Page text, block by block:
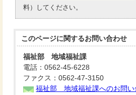
料）してください。
このページに関するお問い合わせ
福祉部 地域福祉課
電話：0562-45-6228
ファクス：0562-47-3150
福祉部 地域福祉課へのお問い